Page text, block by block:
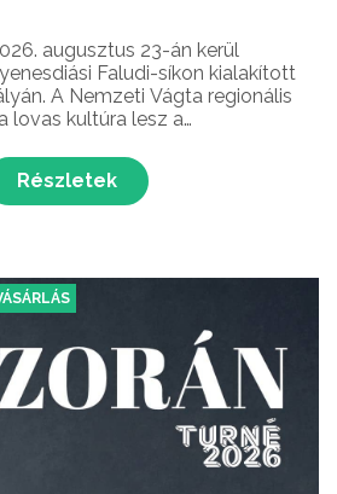
augusztus 23-án kerül
Faludi-síkon kialakított
A Nemzeti Vágta regionális
lovas kultúra lesz a
a látogatókat! Nyeregbe Vidék!
Részletek